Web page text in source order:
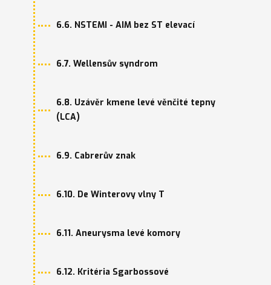
6.6. NSTEMI - AIM bez ST elevací
6.7. Wellensův syndrom
6.8. Uzávěr kmene levé věnčité tepny
(LCA)
6.9. Cabrerův znak
6.10. De Winterovy vlny T
6.11. Aneurysma levé komory
6.12. Kritéria Sgarbossové